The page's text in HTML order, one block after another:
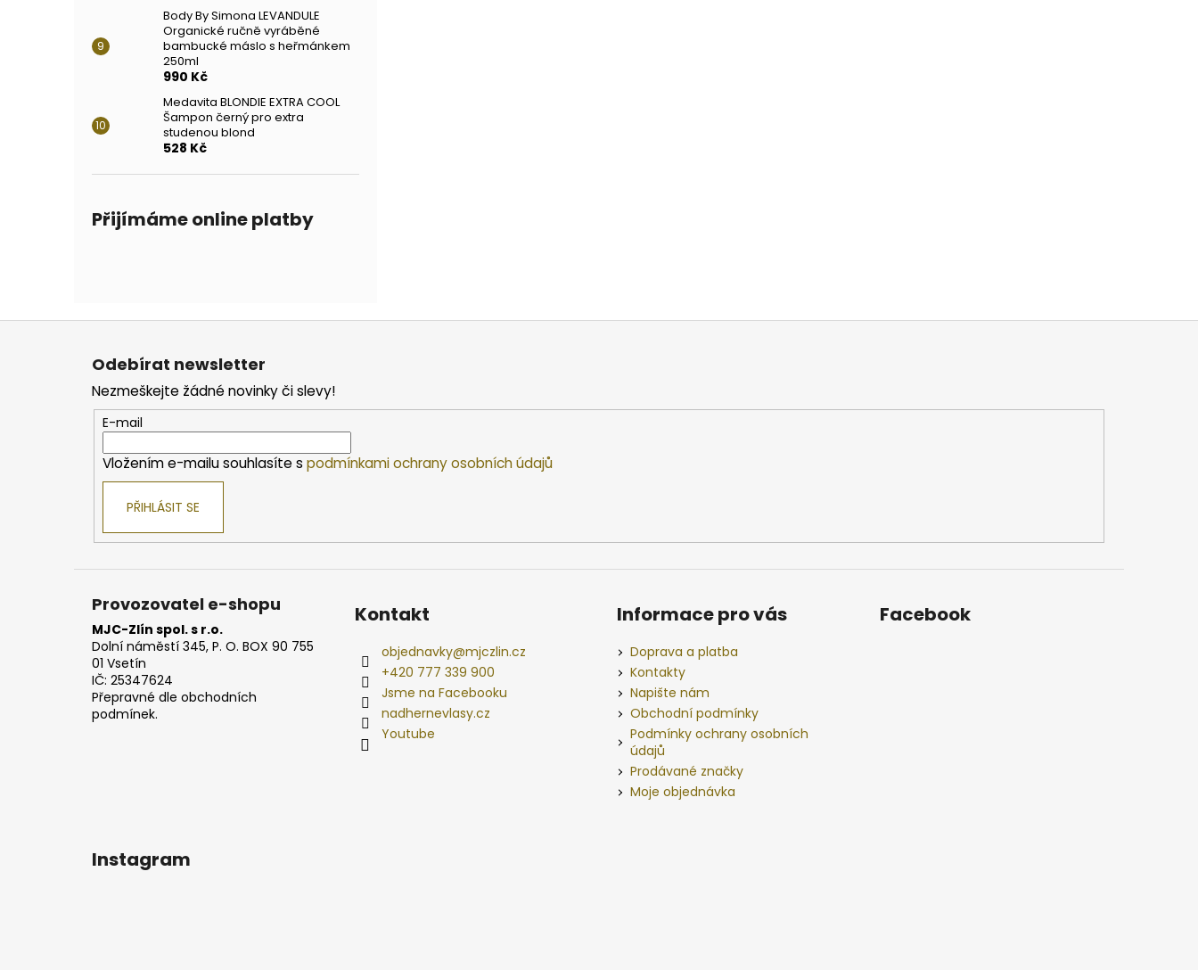
Body By Simona LEVANDULE
Organické ručně vyráběné
bambucké máslo s heřmánkem
250ml
990 Kč
Medavita BLONDIE EXTRA COOL
Šampon černý pro extra
studenou blond
528 Kč
Přijímáme online platby
Z
Odebírat newsletter
Nezmeškejte žádné novinky či slevy!
E-mail
Vložením e-mailu souhlasíte s podmínkami ochrany osobních údajů
PŘIHLÁSIT SE
Provozovatel e-shopu
MJC-Zlín spol. s r.o.
Dolní náměstí 345, P. O. BOX 90 755
01 Vsetín
IČ: 25347624
Přepravné dle obchodních
podmínek.
Kontakt
objednavky@mjczlin.cz
+420 777 339 900
Jsme na Facebooku
nadhernevlasy.cz
Youtube
Informace pro vás
Doprava a platba
Kontakty
Napište nám
Obchodní podmínky
Podmínky ochrany osobních
údajů
Prodávané značky
Moje objednávka
Facebook
Instagram